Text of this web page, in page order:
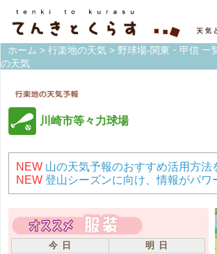
ホーム > 行楽地の天気 > 野球場-関東・甲信 一
の天気
川崎市等々力球場
NEW 山の天気予報のおすすめ活用方法
NEW 登山シーズンに向け、情報がパワ
今 日
明 日